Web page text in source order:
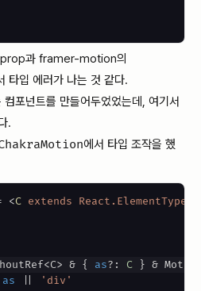
prop과 framer-motion의
타입 에러가 나는 것 같다.
컴포넌트를 만들어두었었는데, 여기서
.
에서 타입 조작을 했
<C extends React.ElementType
& { as? : C } &
as 'div'